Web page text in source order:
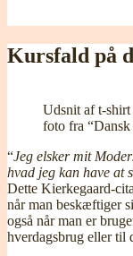
Kursfald på
Udsnit af t-
foto fra
“Jeg elsker mit
hvad jeg kan have at
Dette Kierkegaard-
når man beskæftiger
også når man er
hverdagsbrug eller til